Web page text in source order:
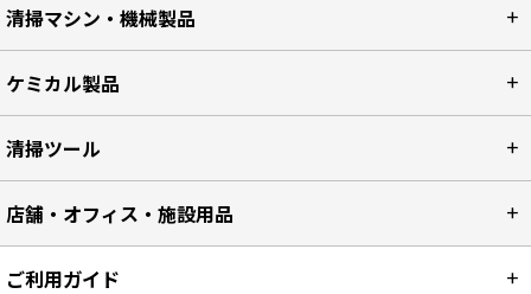
清掃マシン・機械製品
ケミカル製品
清掃ツール
店舗・オフィス・施設用品
ご利用ガイド